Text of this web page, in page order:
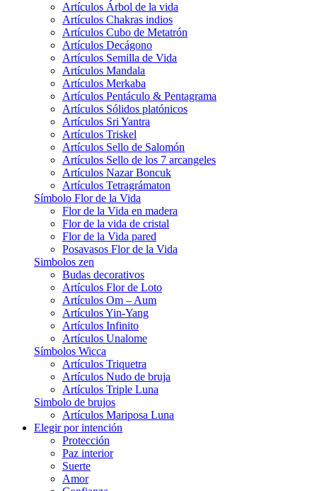
Artículos Árbol de la vida
Artículos Chakras indios
Artículos Cubo de Metatrón
Artículos Decágono
Artículos Semilla de Vida
Artículos Mandala
Artículos Merkaba
Artículos Pentáculo & Pentagrama
Artículos Sólidos platónicos
Artículos Sri Yantra
Artículos Triskel
Artículos Sello de Salomón
Artículos Sello de los 7 arcangeles
Artículos Nazar Boncuk
Artículos Tetragrámaton
Símbolo Flor de la Vida
Flor de la Vida en madera
Flor de la vida de cristal
Flor de la Vida pared
Posavasos Flor de la Vida
Simbolos zen
Budas decorativos
Artículos Flor de Loto
Artículos Om – Aum
Artículos Yin-Yang
Artículos Infinito
Artículos Unalome
Símbolos Wicca
Artículos Triquetra
Artículos Nudo de bruja
Artículos Triple Luna
Simbolo de brujos
Artículos Mariposa Luna
Elegir por intención
Protección
Paz interior
Suerte
Amor